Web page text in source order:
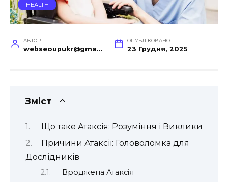
HEALTH
АВТОР
webseoupukr@gmail.com
ОПУБЛІКОВАНО
23 Грудня, 2025
Зміст
Що таке Атаксія: Розуміння і Виклики
Причини Атаксії: Головоломка для
Дослідників
Вроджена Атаксія